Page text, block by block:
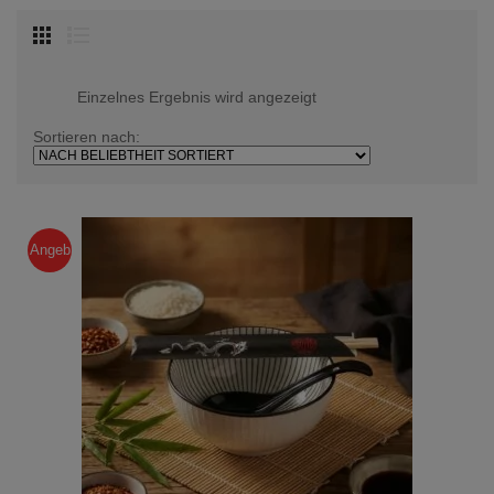
Einzelnes Ergebnis wird angezeigt
Sortieren nach:
Angeb